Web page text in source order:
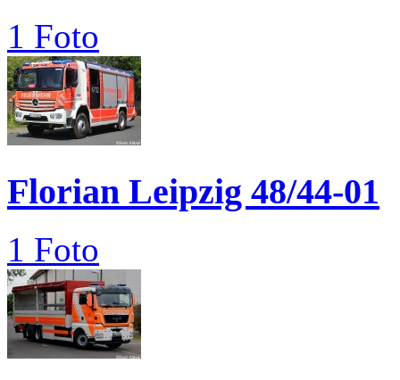
1 Foto
Florian Leipzig 48/44-01
1 Foto